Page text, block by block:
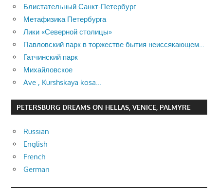
Блистательный Санкт-Петербург
Метафизика Петербурга
Лики «Северной столицы»
Павловский парк в торжестве бытия неиссякающем…
Гатчинский парк
Михайловское
Ave , Kurshskaya kosa…
PETERSBURG DREAMS ON HELLAS, VENICE, PALMYRE
Russian
English
French
German